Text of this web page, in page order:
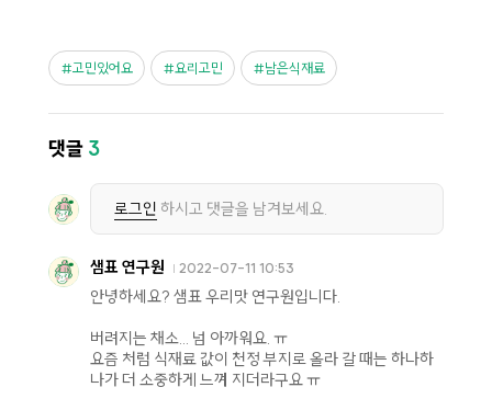
고민있어요 요리고민 남은식재료
댓글 3
로그인 하시고 댓글을 남겨보세요.
샘표 연구원 2022-07-11 10:53
안녕하세요? 샘표 우리맛 연구원입니다.
버려지는 채소... 넘 아까워요. ㅠ
요즘 처럼 식재료 값이 천정 부지로 올라 갈 때는 하나하
나가 더 소중하게 느껴 지더라구요 ㅠ